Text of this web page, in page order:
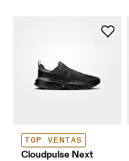
TOP VENTAS
Cloudpulse Next